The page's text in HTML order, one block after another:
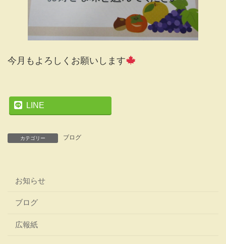
今月もよろしくお願いします
LINE
カテゴリー ブログ
お知らせ
ブログ
広報紙